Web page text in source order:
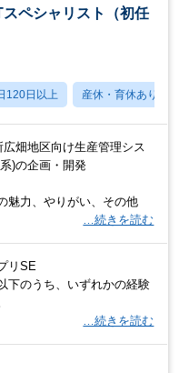
スペシャリスト（初任
120日以上 産休・育休あり
畑地区向け生産管理シス
)の企画・開発
魅力、やりがい、その他
…続きを読む
リSE
下のうち、いずれかの経験
…続きを読む